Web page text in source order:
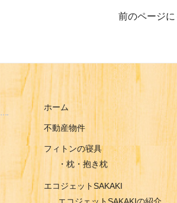
前のページに
ホーム
不動産物件
フィトンの寝具
・枕・抱き枕
エコジェットSAKAKI